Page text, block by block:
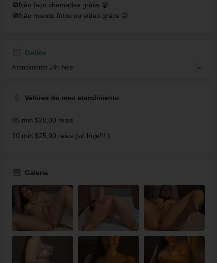
🚫Não faço chamadas grátis 😡
🚫Não mando fotos ou vídeo grátis 😡
Online
Atendimento 24h hoje
Valores do meu atendimento
05 min $20,00 reais
10 min $25,00 reais (só hoje!!! )
Galeria